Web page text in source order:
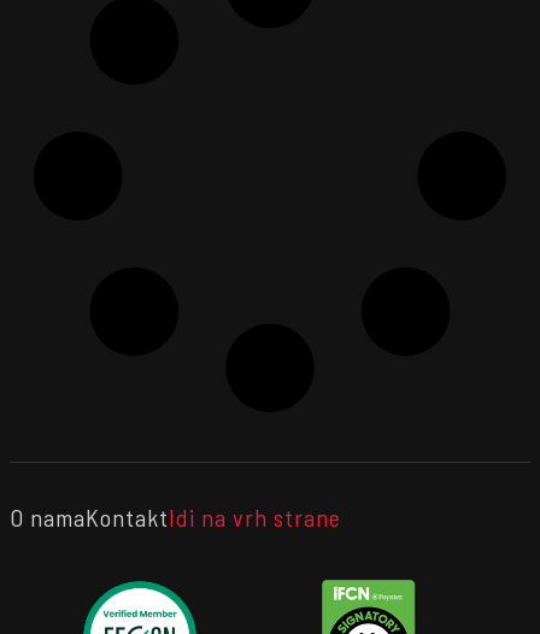
O namaKontaktIdi na vrh strane